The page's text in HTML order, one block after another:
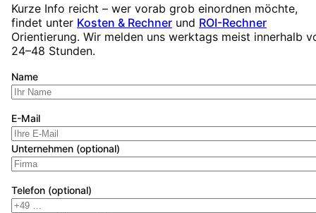
Kurze Info reicht – wer vorab grob einordnen möchte,
findet unter Kosten & Rechner und ROI-Rechner
Orientierung. Wir melden uns werktags meist innerhalb
24–48 Stunden.
Name
E-Mail
Unternehmen (optional)
Telefon (optional)